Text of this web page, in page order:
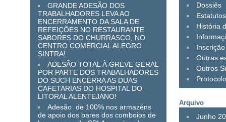
GRANDE ADESÃO DOS
TRABALHADORES LEVA AO
ENCERRAMENTO DA SALA DE
REFEIÇÕES NO RESTAURANTE
SABORES DO CHURRASCO, NO
CENTRO COMERCIAL ALEGRO
SINTRA!
ADESÃO TOTAL À GREVE GERAL
POR PARTE DOS TRABALHADORES
DO SUCH ENCERRA AS DUAS
CAFETARIAS DO HOSPITAL DO
LITORAL ALENTEJANO!
Adesão de 100% nos armazéns
de apoio dos bares dos comboios de
Dossiês
Estatutos
História
Outras
Outros
Arquivo
Junho